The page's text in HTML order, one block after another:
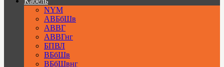
NYM
АВБбШв
АВВГ
АВВГнг
БПВЛ
ВБбШв
ВБбШвнг